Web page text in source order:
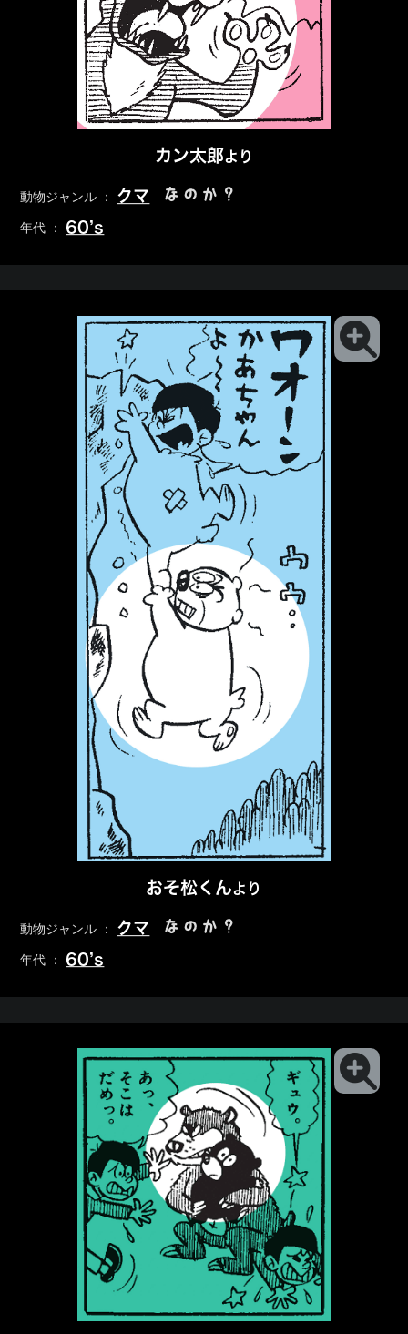
カン太郎より
動物ジャンル ： クマ なのか？
年代 ： 60’s
おそ松くんより
動物ジャンル ： クマ なのか？
年代 ： 60’s